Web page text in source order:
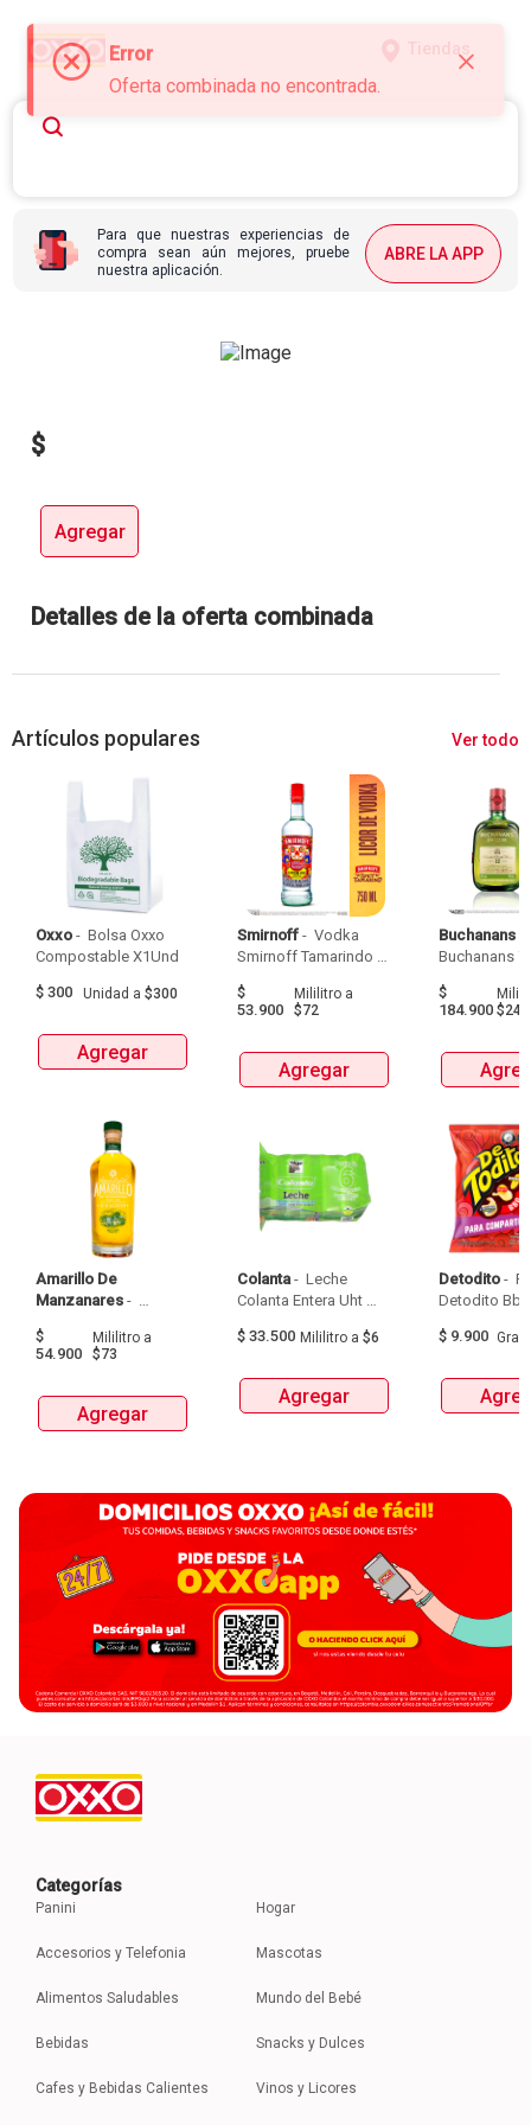
Error
Oferta combinada no encontrada.
Tiendas
Para que nuestras experiencias de
compra sean aún mejores, pruebe
nuestra aplicación.
ABRE LA APP
$
Agregar
Detalles de la oferta combinada
Artículos populares Ver todo
Oxxo - Bolsa Oxxo
$ 300 Unidad a $300
Agregar
Amarillo De
Manzanares -
De Manzanares
$
54.900
Mililitroa
$73
Agregar
Smirnoff - Vodka
Smirnoff Tamarindo
$
53.900
Mililitroa
$72
Agregar
Colanta - Leche
Colanta Entera Uht
$ 33.500 Mililitro a $6
Agregar
Buchanans
$
184.900 $247
Detodito -
$ 9.900
Categorías
Panini
Accesorios y Telefonia
Alimentos Saludables
Bebidas
Cafes y Bebidas Calientes
Hogar
Mascotas
Mundo del Bebé
Snacks y Dulces
Vinos y Licores